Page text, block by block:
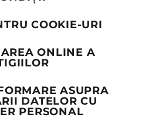
COOKIE-URI
ONLINE A
ASUPRA
DATELOR CU
PERSONAL